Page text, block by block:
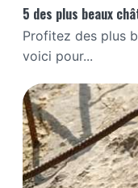
5 des plus beaux
Profitez des plus
voici pour...